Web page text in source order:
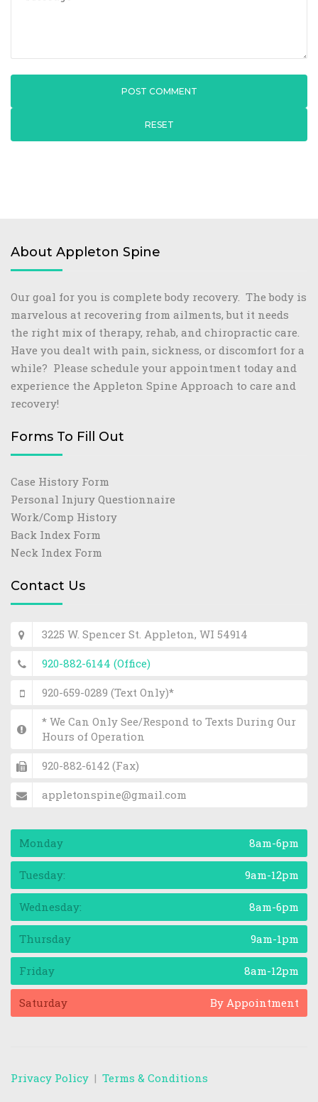
RESET
About Appleton Spine
Our goal for you is complete body recovery. The body is
marvelous at recovering from ailments, but it needs
the right mix of therapy, rehab, and chiropractic care.
Have you dealt with pain, sickness, or discomfort for a
while? Please schedule your appointment today and
experience the Appleton Spine Approach to care and
recovery!
Forms To Fill Out
Case History Form
Personal Injury Questionnaire
Work/Comp History
Back Index Form
Neck Index Form
Contact Us
3225 W. Spencer St. Appleton, WI 54914
920-882-6144 (Office)
920-659-0289 (Text Only)*
* We Can Only See/Respond to Texts During Our
Hours of Operation
920-882-6142 (Fax)
appletonspine@gmail.com
Monday 8am-6pm
Tuesday: 9am-12pm
Wednesday: 8am-6pm
Thursday 9am-1pm
Friday 8am-12pm
Saturday By Appointment
Privacy Policy | Terms & Conditions